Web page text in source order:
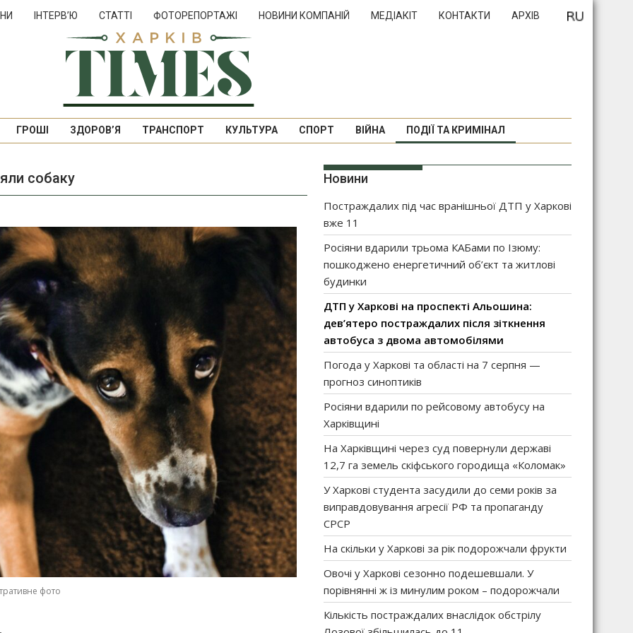
ІНТЕРВ’Ю СТАТТІ ФОТОРЕПОРТАЖІ НОВИНИ КОМПАНІЙ МЕДІАКІТ КОНТАКТИ АРХІВ
ГРОШІ ЗДОРОВ’Я ТРАНСПОРТ КУЛЬТУРА СПОРТ ВІЙНА ПОДІЇ ТА КРИМІНАЛ
собаку
фото
Новини
Постраждалих під час вранішньої ДТП у Харкові
вже 11
Росіяни вдарили трьома КАБами по Ізюму:
пошкоджено енергетичний об’єкт та житлові
будинки
ДТП у Харкові на проспекті Альошина:
дев’ятеро постраждалих після зіткнення
автобуса з двома автомобілями
Погода у Харкові та області на 7 серпня —
прогноз синоптиків
Росіяни вдарили по рейсовому автобусу на
Харківщині
На Харківщині через суд повернули державі
12,7 га земель скіфського городища «Коломак»
У Харкові студента засудили до семи років за
виправдовування агресії РФ та пропаганду
СРСР
На скільки у Харкові за рік подорожчали фрукти
Овочі у Харкові сезонно подешевшали. У
порівнянні ж із минулим роком – подорожчали
Кількість постраждалих внаслідок обстрілу